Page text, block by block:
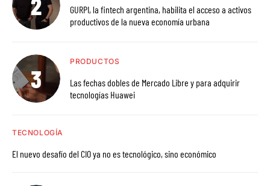
GURPI, la fintech argentina, habilita el acceso a activos
productivos de la nueva economía urbana
PRODUCTOS
Las fechas dobles de Mercado Libre y para adquirir
tecnologías Huawei
TECNOLOGÍA
El nuevo desafío del CIO ya no es tecnológico, sino económico